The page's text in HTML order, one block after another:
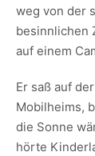
weg von der
besinnlichen
auf einem
Er saß auf
Mobilheims,
die Sonne
hörte